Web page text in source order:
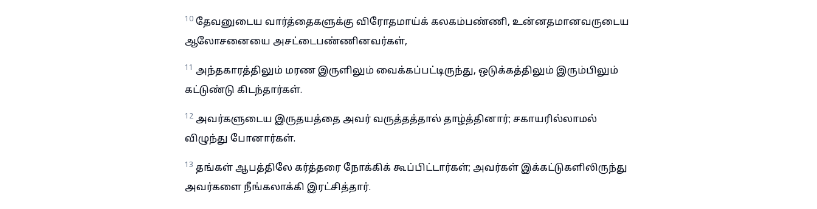
10 தேவனுடைய வார்த்தைகளுக்கு விரோதமாய்க் கலகம்பண்ணி, உன்னதமானவருடைய
ஆலோசனையை அசட்டைபண்ணினவர்கள்,
11 அந்தகாரத்திலும் மரண இருளிலும் வைக்கப்பட்டிருந்து, ஒடுக்கத்திலும் இரும்பிலும்
கட்டுண்டு கிடந்தார்கள்.
12 அவர்களுடைய இருதயத்தை அவர் வருத்தத்தால் தாழ்த்தினார்; சகாயரில்லாமல்
விழுந்து போனார்கள்.
13 தங்கள் ஆபத்திலே கர்த்தரை நோக்கிக் கூப்பிட்டார்கள்; அவர்கள் இக்கட்டுகளிலிருந்து
அவர்களை நீங்கலாக்கி இரட்சித்தார்.